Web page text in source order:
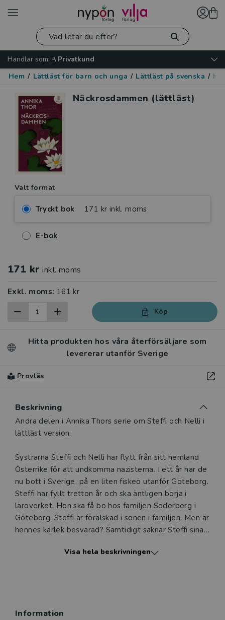
Handlar som:
Privatkund
Hem / Lättläst för barn och unga / Lättläst på svenska /
Näckrosdammen (lättläst)
Valt format
Tryckt bok 171 kr inkl. moms
E-bok
171 kr inkl. moms
Exkl. moms: 161 kr
Köp
Hitta produkten hos våra återförsäljare som
levererar utanför Sverige
Provläs
Beskrivning
Beskrivning
Andra delen i Annika Thors serie om Steffi och Nelli i
lättläst version.
Systrarna Steffi och Nelli har flytt från sitt hemland
Österrike för att undkomma nazisterna. I ett år har de
nu bott i Sverige, på en liten fiskeö utanför Göteborg.
Steffi har fyllt tretton år och ska äntligen börja i
läroverket. Hon ska få bo hos familjen Söderberg i
Göteborg. Steffi är förälskad i sonen i familjen. Men är
hennes kärlek besvarad? Samtidigt saknar Steffi sina
Visa hela beskrivningen
Information